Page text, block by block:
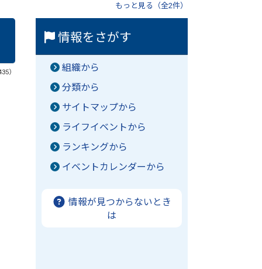
もっと見る（全2件）
）
情報をさがす
組織から
分類から
サイトマップから
ライフイベントから
ランキングから
イベントカレンダーから
情報が見つからないとき
は